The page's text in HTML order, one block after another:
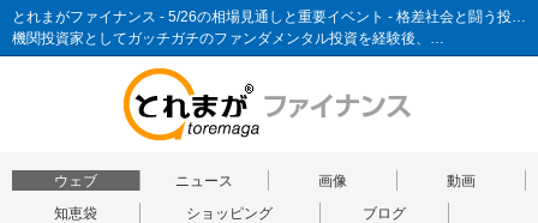
とれまがファイナンス - 5/26の相場見通しと重要イベント - 格差社会と闘う投資術
機関投資家としてガッチガチのファンダメンタル投資を経験後、…
ウェブ ニュース 画像
動画
知恵袋
ショッピング ブログ